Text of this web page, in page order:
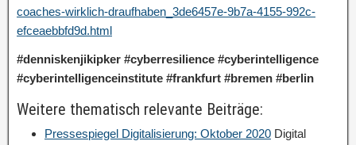
coaches-wirklich-draufhaben_3de6457e-9b7a-4155-992c-
efceaebbfd9d.html
#denniskenjikipker #cyberresilience #cyberintelligence
#cyberintelligenceinstitute #frankfurt #bremen #berlin
Weitere thematisch relevante Beiträge:
Pressespiegel Digitalisierung: Oktober 2020 Digital